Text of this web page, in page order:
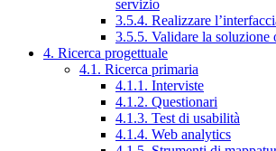
servizio
3.5.4. Realizzare
3.5.5. Validare la soluzione
4. Ricerca progettuale
4.1. Ricerca primaria
4.1.1. Interviste
4.1.2. Questionari
4.1.3. Test di usabilità
4.1.4. Web analytics